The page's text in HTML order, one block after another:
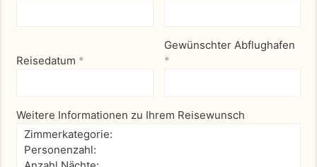
Reisedatum *
Gewünschter Abflughafen
*
Weitere Informationen zu Ihrem Reisewunsch